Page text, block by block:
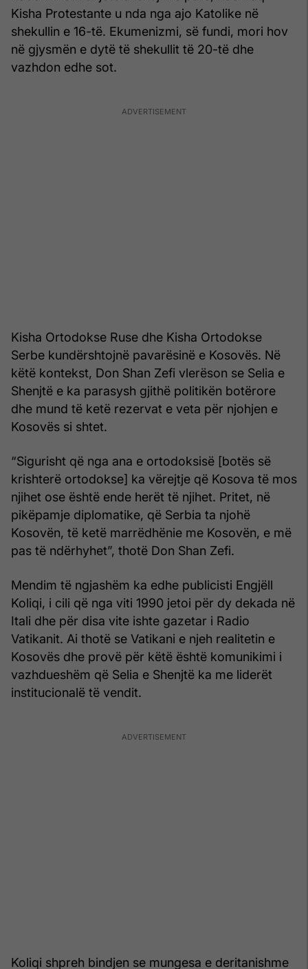
Kisha Protestante u nda nga ajo Katolike në
shekullin e 16-të. Ekumenizmi, së fundi, mori hov
në gjysmën e dytë të shekullit të 20-të dhe
vazhdon edhe sot.
Kisha Ortodokse Ruse dhe Kisha Ortodokse
Serbe kundërshtojnë pavarësinë e Kosovës. Në
këtë kontekst, Don Shan Zefi vlerëson se Selia e
Shenjtë e ka parasysh gjithë politikën botërore
dhe mund të ketë rezervat e veta për njohjen e
Kosovës si shtet.
“Sigurisht që nga ana e ortodoksisë [botës së
krishterë ortodokse] ka vërejtje që Kosova të mos
njihet ose është ende herët të njihet. Pritet, në
pikëpamje diplomatike, që Serbia ta njohë
Kosovën, të ketë marrëdhënie me Kosovën, e më
pas të ndërhyhet”, thotë Don Shan Zefi.
Mendim të ngjashëm ka edhe publicisti Engjëll
Koliqi, i cili që nga viti 1990 jetoi për dy dekada në
Itali dhe për disa vite ishte gazetar i Radio
Vatikanit. Ai thotë se Vatikani e njeh realitetin e
Kosovës dhe provë për këtë është komunikimi i
vazhdueshëm që Selia e Shenjtë ka me liderët
institucionalë të vendit.
Koliqi shpreh bindjen se mungesa e deritanishme